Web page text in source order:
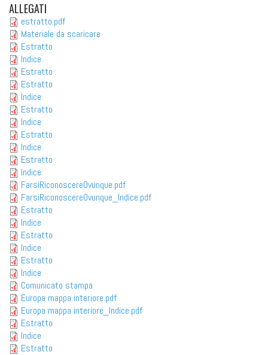
ALLEGATI
estratto.pdf
Materiale da scaricare
Estratto
Indice
Estratto
Estratto
Indice
Estratto
Indice
Estratto
Indice
Estratto
Indice
FarsiRiconoscereOvunque.pdf
FarsiRiconoscereOvunque_Indice.pdf
Estratto
Indice
Estratto
Indice
Estratto
Indice
Comunicato stampa
Europa mappa interiore.pdf
Europa mappa interiore_Indice.pdf
Estratto
Indice
Estratto